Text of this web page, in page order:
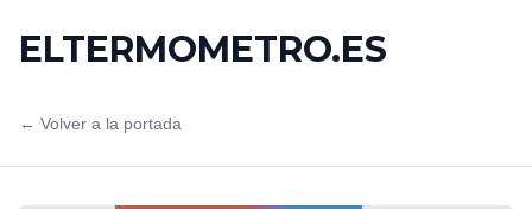
ELTERMOMETRO.ES
← Volver a la portada